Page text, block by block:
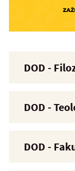
DOD -
DOD -
DOD -